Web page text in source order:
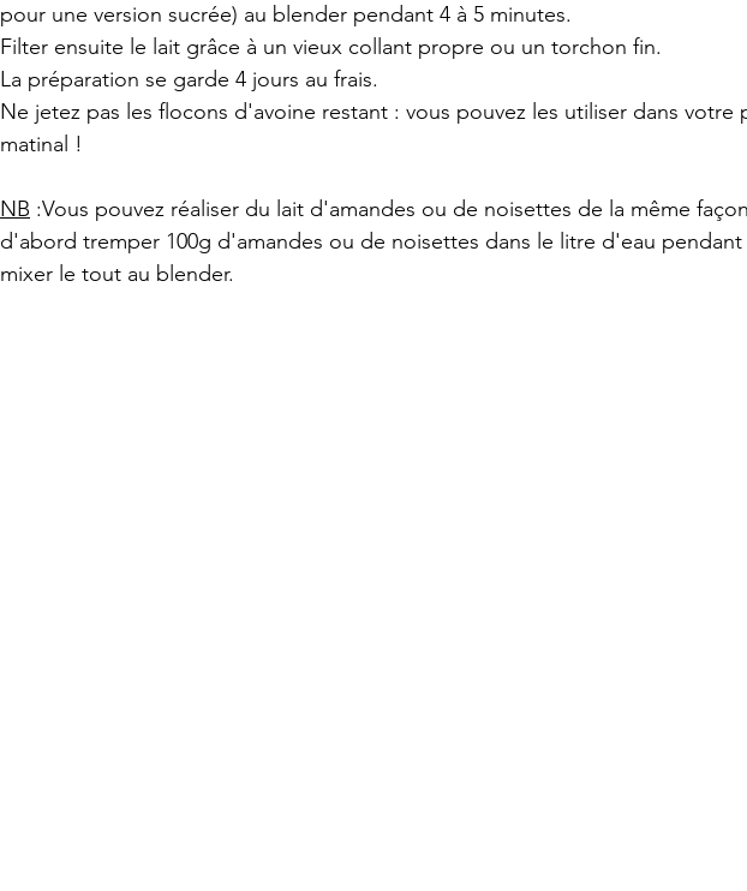
pour une version sucrée) au blender pendant 4 à 5 minutes.
Filter ensuite le lait grâce à un vieux collant propre ou un torchon fin.
La préparation se garde 4 jours au frais.
Ne jetez pas les flocons d'avoine restant : vous pouvez les utiliser dans votre
matinal !
NB :Vous pouvez réaliser du lait d'amandes ou de noisettes de la même
d'abord tremper 100g d'amandes ou de noisettes dans le litre d'eau pendant
mixer le tout au blender.